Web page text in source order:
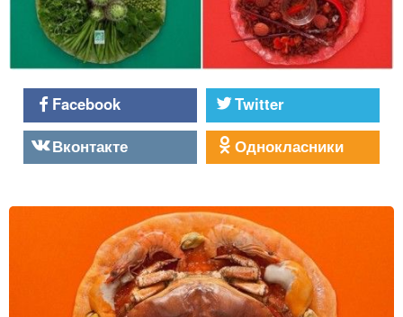
Facebook
Twitter
Вконтакте
Однокласники